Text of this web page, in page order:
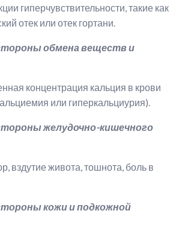
гиперчувствительности, такие как
отек или отек гортани.
обмена веществ и
концентрация кальция в крови
или гиперкальциурия).
желудочно-кишечного
вздутие живота, тошнота, боль в
кожи и подкожной